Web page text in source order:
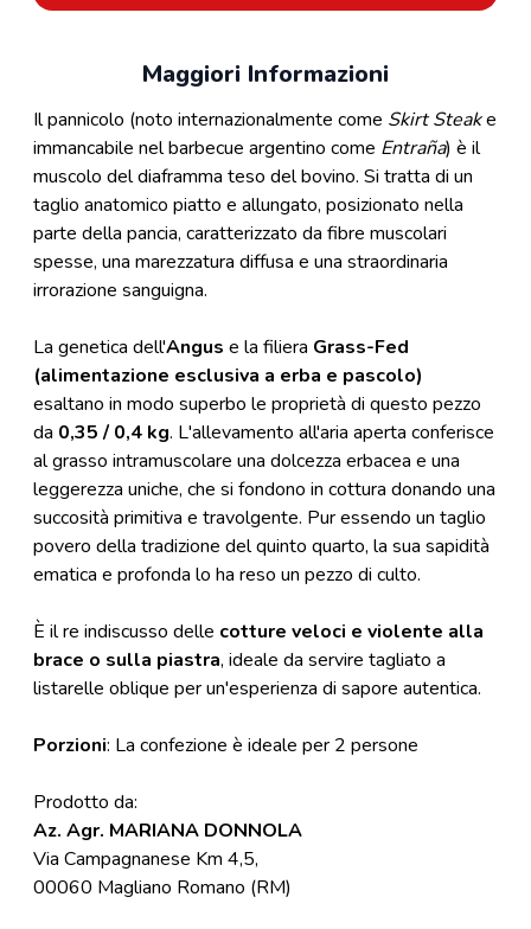
Maggiori Informazioni
Il pannicolo (noto internazionalmente come Skirt Steake
immancabile nel barbecue argentino come Entraña) è il
muscolo del diaframma teso del bovino. Si tratta di un
taglio anatomico piatto e allungato, posizionato nella
parte della pancia, caratterizzato da fibre muscolari
spesse, una marezzatura diffusa e una straordinaria
irrorazione sanguigna.
La genetica dell'Angus e la filiera Grass-Fed
(alimentazione esclusiva a erba e pascolo)
esaltano in modo superbo le proprietà di questo pezzo
da 0,35 / 0,4 kg. L'allevamento all'aria aperta conferisce
al grasso intramuscolare una dolcezza erbacea e una
leggerezza uniche, che si fondono in cottura donando una
succosità primitiva e travolgente. Pur essendo un taglio
povero della tradizione del quinto quarto, la sua sapidità
ematica e profonda lo ha reso un pezzo di culto.
È il re indiscusso delle cotture veloci e violente alla
brace o sulla piastra, ideale da servire tagliato a
listarelle oblique per un'esperienza di sapore autentica.
Porzioni: La confezione è ideale per 2 persone
Prodotto da:
Az. Agr. MARIANA DONNOLA
Via Campagnanese Km 4,5,
00060 Magliano Romano (RM)